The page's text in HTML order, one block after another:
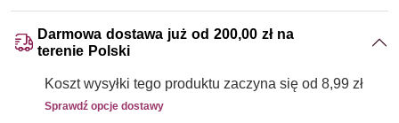
Darmowa dostawa już od 200,00 zł na
terenie Polski
Koszt wysyłki tego produktu zaczyna się od 8,99 zł
Sprawdź opcje dostawy